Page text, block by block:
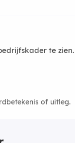
te zien.
of uitleg.